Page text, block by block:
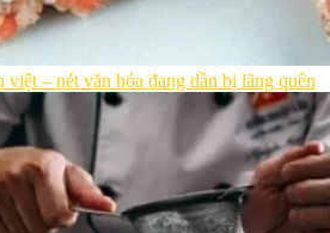
việt – nét văn hóa đang dần bị lãng quên